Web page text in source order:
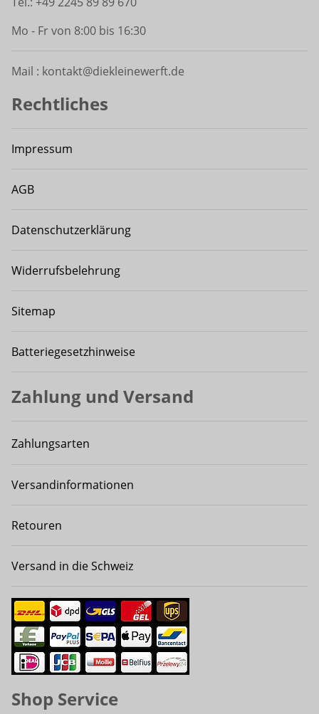
Mo - Fr von 8:00 bis 16:30
Mail : kontakt@diekleinewerft.de
Rechtliches
Impressum
AGB
Datenschutzerklärung
Widerrufsbelehrung
Sitemap
Batteriegesetzhinweise
Zahlung und Versand
Zahlungsarten
Versandinformationen
Retouren
Versand in die Schweiz
Shop Service